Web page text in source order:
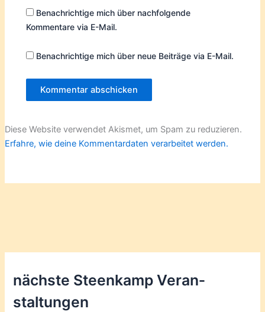
Benachrichtige mich über nachfolgende
Kommentare via E-Mail.
Benachrichtige mich über neue Beiträge via E-Mail.
Diese Website verwendet Akismet, um Spam zu reduzieren.
Erfahre, wie deine Kommentardaten verarbeitet werden.
nächste Steenkamp Veran­
staltungen